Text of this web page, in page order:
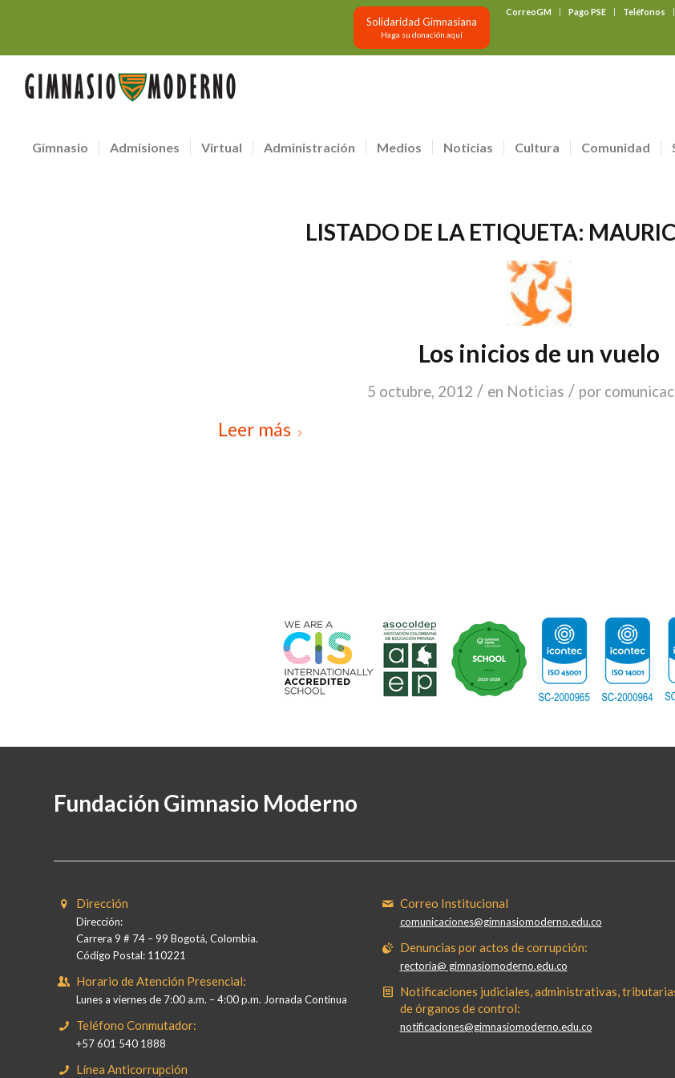
CorreoGM Pago PSE Teléfonos
Solidaridad Gimnasiana
Haga su donación aquí
Gimnasio Admisiones Virtual Administración Medios Noticias Cultura Comunidad
LISTADO DE LA ETIQUETA:
Los inicios de un vuelo
5 octubre, 2012 / en Noticias / por
Leer más
Fundación Gimnasio Moderno
Dirección
Dirección:
Carrera 9 # 74 – 99 Bogotá, Colombia.
Código Postal: 110221
Horario de Atención Presencial:
Lunes a viernes de 7:00 a.m. – 4:00 p.m. Jornada Continua
Teléfono Conmutador:
+57 601 540 1888
Línea Anticorrupción
Correo Institucional
comunicaciones@gimnasiomoderno.edu.co
Denuncias por actos de corrupción:
rectoria@ gimnasiomoderno.edu.co
Notificaciones judiciales, administrativas,
de órganos de control:
notificaciones@gimnasiomoderno.edu.co